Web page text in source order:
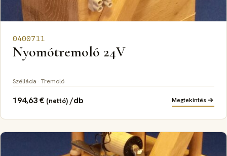
0400711
Nyomótremoló 24V
Szélláda · Tremoló
194,63€ (nettó) /db Megtekintés